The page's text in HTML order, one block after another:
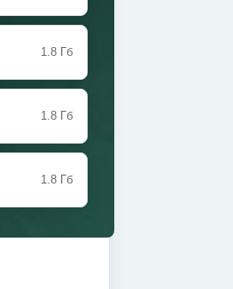
1.8 Гб
1.8 Гб
1.8 Гб